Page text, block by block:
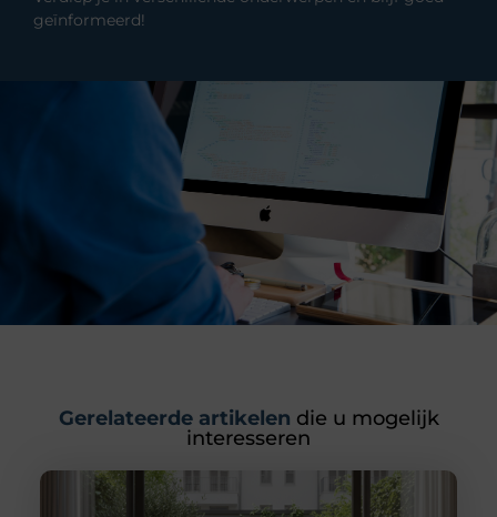
geïnformeerd!
Gerelateerde artikelen die u mogelijk
interesseren